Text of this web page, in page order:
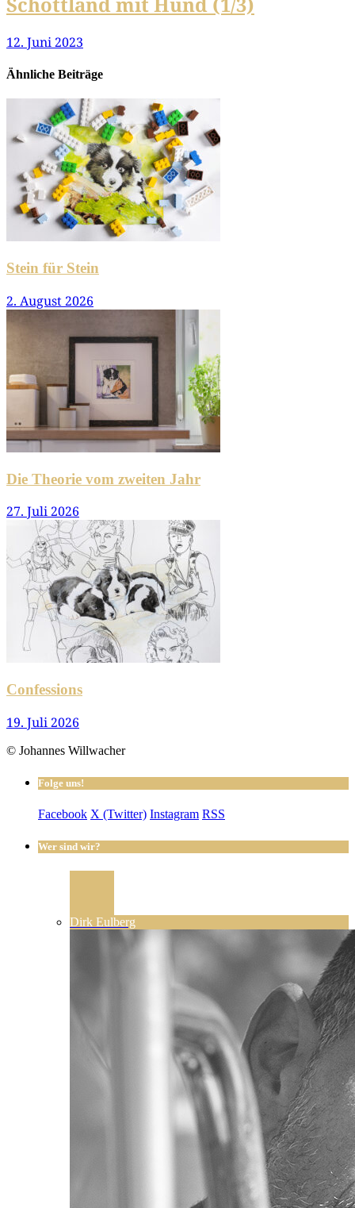
12. Juni 2023
Ähnliche Beiträge
Stein für Stein
2. August 2026
Die Theorie vom zweiten Jahr
27. Juli 2026
Confessions
19. Juli 2026
© Johannes Willwacher
Folge uns!
Facebook X (Twitter) Instagram RSS
Wer sind wir?
Dirk Eulberg